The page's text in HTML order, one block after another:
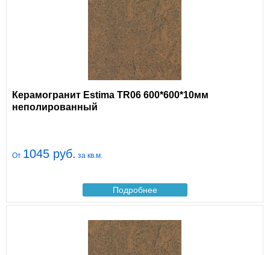
Керамогранит Estima TR06 600*600*10мм
неполированный
От 1045 руб. за кв.м.
Подробнее